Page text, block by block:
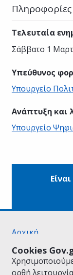
Cookies
ορθή
Τελευταία
Σάββατο 1
Υπεύθυνος
Υπουργείο
Ανάπτυξη και
Υπουργείο
Αρχική
Όροι Χρήσης
Πολιτική